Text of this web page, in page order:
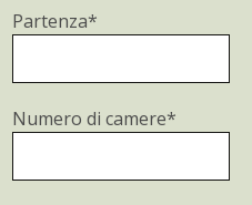
Partenza*
Numero di camere*